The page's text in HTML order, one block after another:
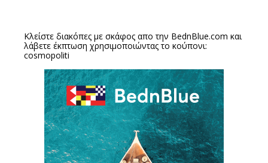
Κλείστε διακόπες με σκάφος απο την BednBlue.com και
λάβετε έκπτωση χρησιμοποιώντας το κούπονι:
cosmopoliti